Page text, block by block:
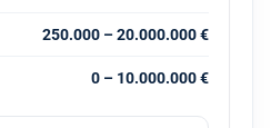
250.000 – 20.000.000 €
0 – 10.000.000 €